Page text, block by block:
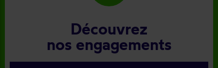
Découvrez
nos engagements